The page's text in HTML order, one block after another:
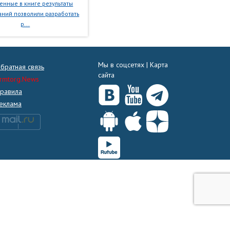
в книге результаты
позволили разработать
р...
связь
Мы в соцсетях | Карта
сайта